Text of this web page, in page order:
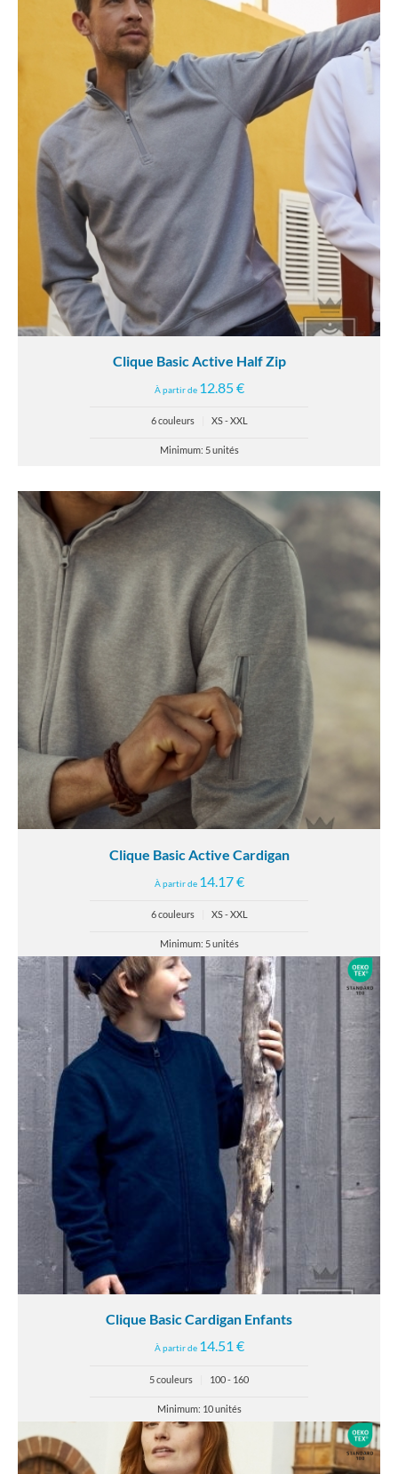
Clique Basic Active Half Zip
À partir de 12.85 €
6 couleurs XS - XXL
Minimum: 5 unités
Clique Basic Active Cardigan
À partir de 14.17 €
6 couleurs XS - XXL
Minimum: 5 unités
Clique Basic Cardigan Enfants
À partir de 14.51 €
5 couleurs 100 - 160
Minimum: 10 unités